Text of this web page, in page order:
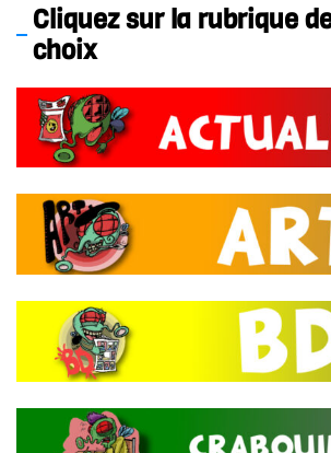
Cliquez sur la rubrique
choix